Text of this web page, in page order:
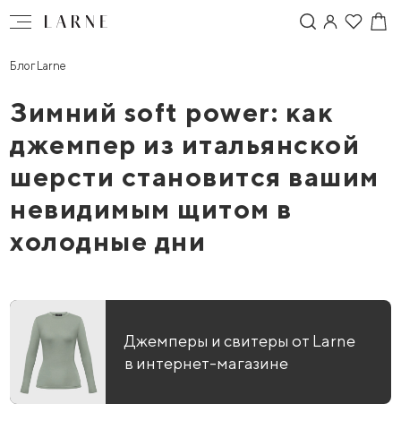
Блог Larne
Зимний soft power: как
джемпер из итальянской
шерсти становится вашим
невидимым щитом в
холодные дни
Джемперы и свитеры от Larne
в интернет-магазине